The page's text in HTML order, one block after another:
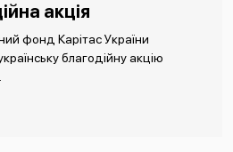
акція
фонд Карітас України
благодійну акцію